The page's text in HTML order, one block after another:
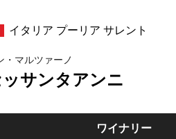
イタリア プーリア サレント
・マルツァーノ
サンタアンニ
ワイナリー